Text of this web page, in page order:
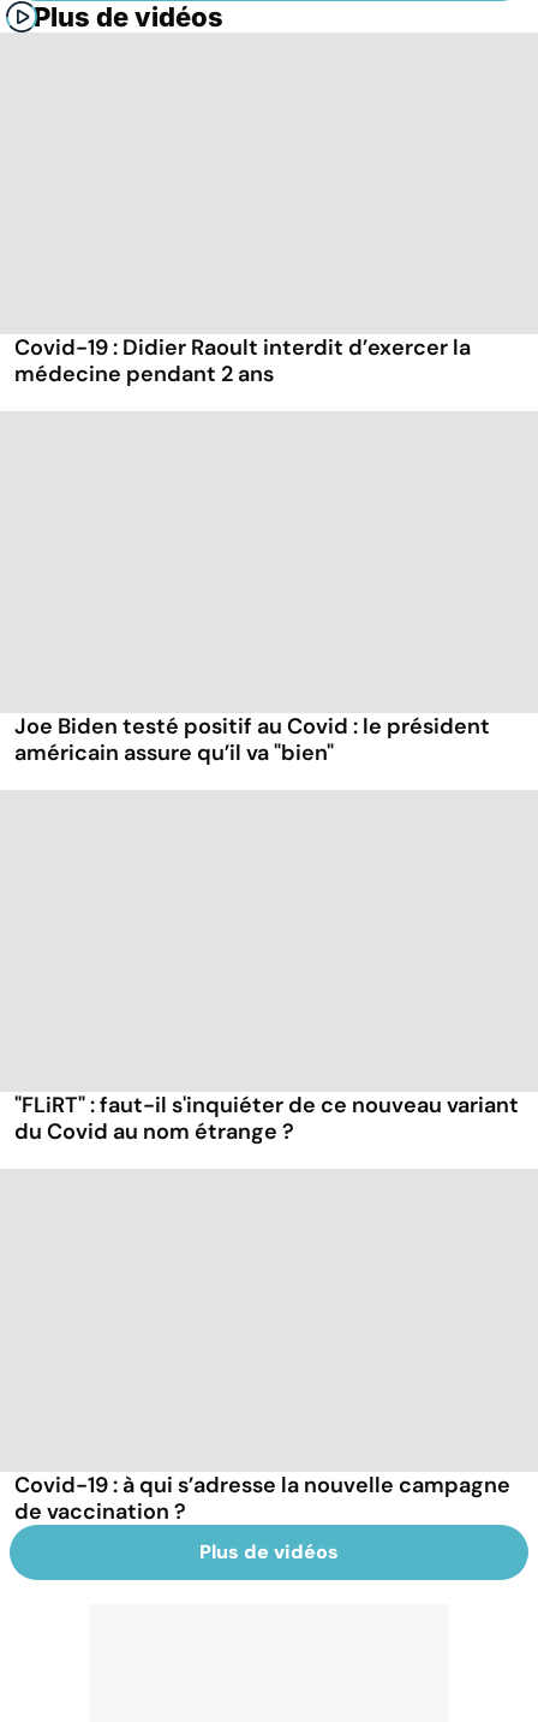
Plus de vidéos
Covid-19 : Didier Raoult interdit d’exercer la
médecine pendant 2 ans
Joe Biden testé positif au Covid : le président
américain assure qu’il va "bien"
"FLiRT" : faut-il s'inquiéter de ce nouveau variant
du Covid au nom étrange ?
Covid-19 : à qui s’adresse la nouvelle campagne
de vaccination ?
Plus de vidéos